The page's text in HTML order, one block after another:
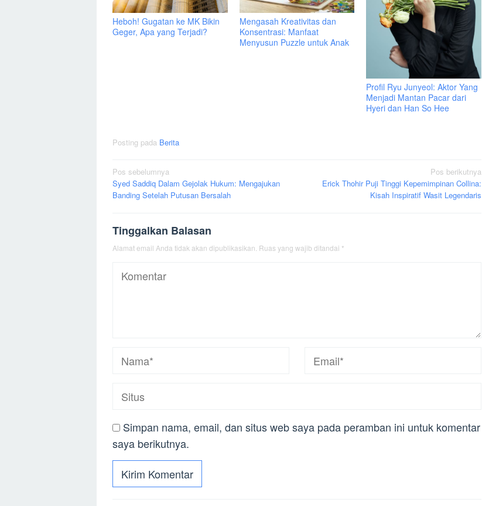
Heboh! Gugatan ke MK Bikin
Geger, Apa yang Terjadi?
Mengasah Kreativitas dan
Konsentrasi: Manfaat
Menyusun Puzzle untuk Anak
Profil Ryu Junyeol: Aktor Yang
Menjadi Mantan Pacar dari
Hyeri dan Han So Hee
Posting pada Berita
Navigasi
pos
Pos sebelumnya
Syed Saddiq Dalam Gejolak Hukum: Mengajukan
Banding Setelah Putusan Bersalah
Pos berikutnya
Erick Thohir Puji Tinggi Kepemimpinan Collina:
Kisah Inspiratif Wasit Legendaris
Tinggalkan Balasan
Alamat email Anda tidak akan dipublikasikan. Ruas yang wajib ditandai *
Simpan nama, email, dan situs web saya pada peramban ini untuk komentar
saya berikutnya.